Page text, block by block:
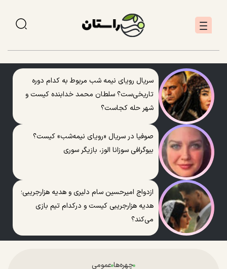
سریال رویای نیمه شب مربوط به کدام دوره
تاریخی‌ست؟ سلطان محمد خدابنده کیست و
شهر حله کجاست؟
صوفیا در سریال «رویای نیمه‌شب» کیست؟
بیوگرافی سوزانا الوز، بازیگر سوری
ازدواج امیرحسین سام دلیری و هدیه هزارجریبی؛
هدیه هزارجریبی کیست و درکدام تیم بازی
می‌کند؟
چهره‌هاعمومی